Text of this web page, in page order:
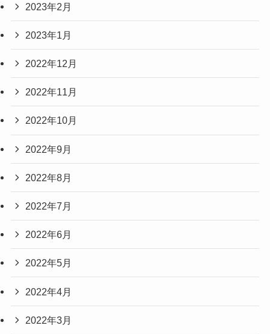
2023年2月
2023年1月
2022年12月
2022年11月
2022年10月
2022年9月
2022年8月
2022年7月
2022年6月
2022年5月
2022年4月
2022年3月